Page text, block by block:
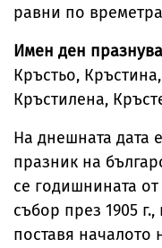
равни по
Имен ден
Кръстьо,
Кръстилена,
На днешната дата
празник на
се годишнината
събор през 1905
поставя